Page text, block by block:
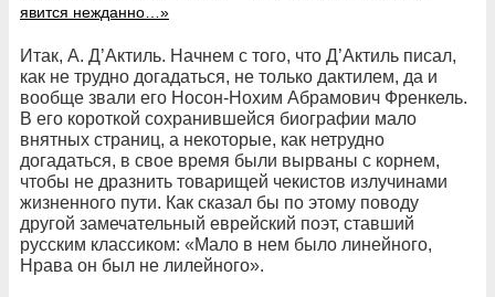
явится нежданно…»
Итак, А. Д’Актиль. Начнем с того, что Д’Актиль писал,
как не трудно догадаться, не только дактилем, да и
вообще звали его Носон-Нохим Абрамович Френкель.
В его короткой сохранившейся биографии мало
внятных страниц, а некоторые, как нетрудно
догадаться, в свое время были вырваны с корнем,
чтобы не дразнить товарищей чекистов излучинами
жизненного пути. Как сказал бы по этому поводу
другой замечательный еврейский поэт, ставший
русским классиком: «Мало в нем было линейного,
Нрава он был не лилейного».